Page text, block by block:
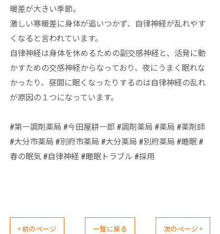
暖差が大きい季節。
激しい寒暖差に身体が追いつかず、自律神経が乱れやす
くなると言われています。
自律神経は身体を休めるための副交感神経と、活発に動
かすための交感神経からなっており、夜にうまく眠れな
かったり、昼間に眠くなったりするのは自律神経の乱れ
が原因の１つになっています。
#第一調剤薬局 #今田屋耕一郎 #調剤薬局 #薬局 #薬剤師
#大分市薬局 #別府市薬局 #大分薬局 #別府薬局 #睡眠 #
春の眠気 #自律神経 #睡眠トラブル #採用
< 前のページ 一覧に戻る 次のページ >